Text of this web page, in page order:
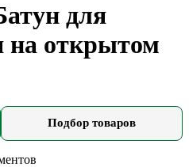
для
открытом
Подбор товаров